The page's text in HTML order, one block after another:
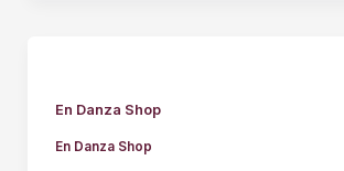
En Danza Shop
En Danza Shop